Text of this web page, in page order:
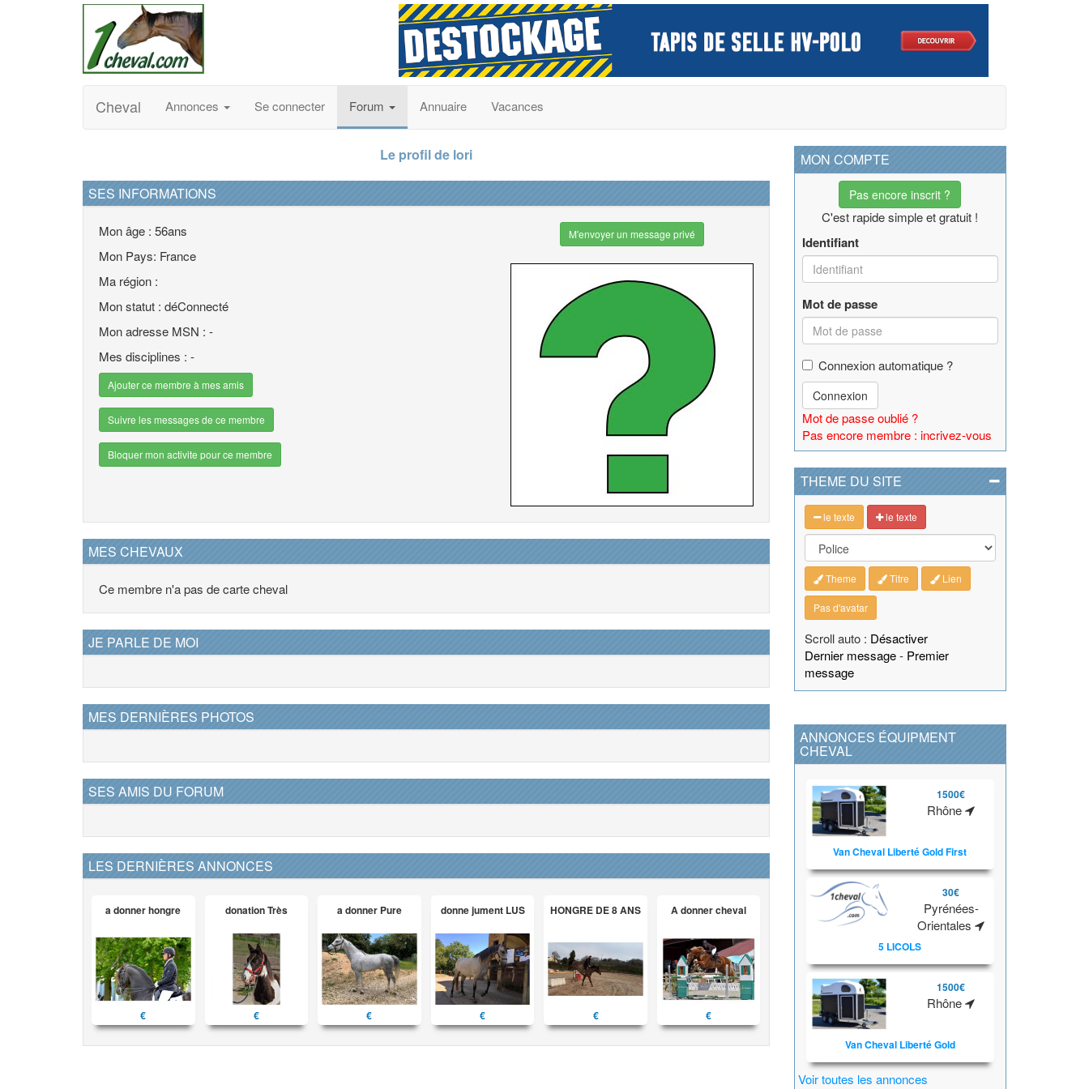
Cheval Annonces Se connecter Forum Annuaire Vacances
Le profil de lori
SES INFORMATIONS
Mon âge : 56ans
Mon Pays: France
Ma région :
Mon statut : déConnecté
Mon adresse MSN : -
Mes disciplines : -
Ajouter ce membre à mes amis
Suivre les messages de ce membre
Bloquer mon activite pour ce membre
M'envoyer un message privé
MES CHEVAUX
Ce membre n'a pas de carte cheval
JE PARLE DE MOI
MES DERNIÈRES PHOTOS
SES AMIS DU FORUM
LES DERNIÈRES ANNONCES
a donner hongre
€
donation Très
€
a donner Pure
€
donne jument LUS
€
HONGRE DE 8 ANS
€
A donner cheval
€
MON COMPTE
Pas encore inscrit ?
C'est rapide simple et gratuit !
Identifiant
Mot de passe
Connexion automatique ?
Connexion
Mot de passe oublié ?
Pas encore membre : incrivez-vous
THEME DU SITE
le texte le texte
Theme Titre Lien
Pas d'avatar
Scroll auto : Désactiver
Dernier message- Premier
message
ANNONCES ÉQUIPMENT
CHEVAL
1500€
Rhône
Van Cheval Liberté Gold First
30€
Pyrénées-
Orientales
5 LICOLS
1500€
Rhône
Van Cheval Liberté Gold
Voir toutes les annonces